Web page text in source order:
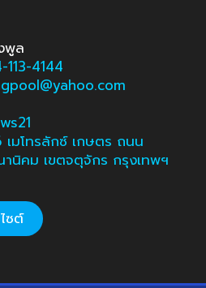
พูล
4144
เมโทรลักซ์ เกษตร ถนน
านิคม เขตจตุจักร กรุงเทพฯ
ซต์